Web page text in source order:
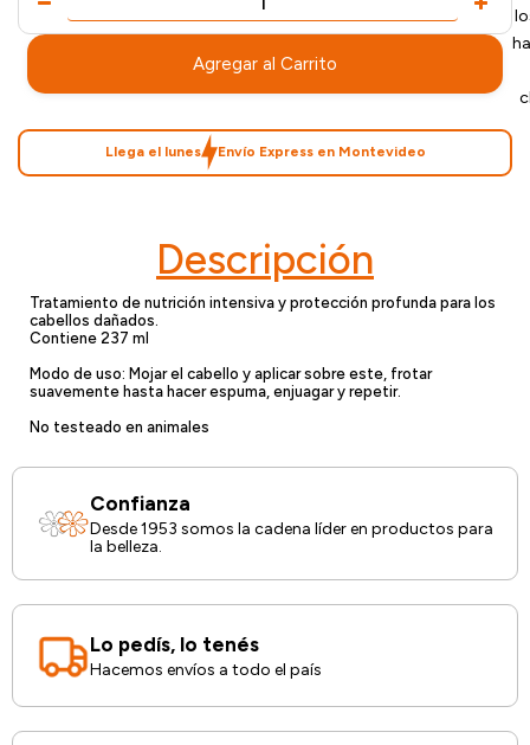
Agregar al Carrito
Llega el lunes Envío Express en Montevideo
Descripción
Tratamiento de nutrición intensiva y protección profunda para los
cabellos dañados.
Contiene 237 ml
Modo de uso: Mojar el cabello y aplicar sobre este, frotar
suavemente hasta hacer espuma, enjuagar y repetir.
No testeado en animales
Confianza
Desde 1953 somos la cadena líder en productos para
la belleza.
Lo pedís, lo tenés
Hacemos envíos a todo el país